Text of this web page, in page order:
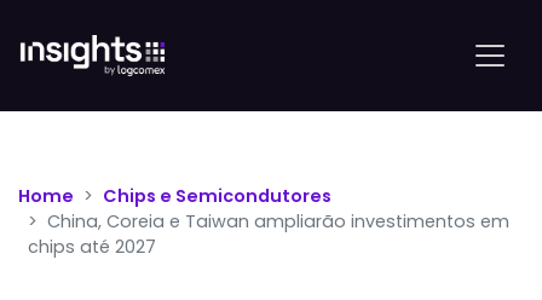
Home
Chips e Semicondutores
China, Coreia e Taiwan ampliarão investimentos em
chips até 2027